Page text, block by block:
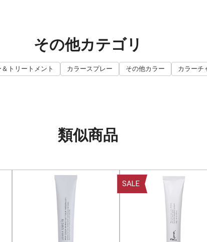
その他カテゴリ
トリートメント カラースプレー その他カラー カラーチ
類似商品
SALE